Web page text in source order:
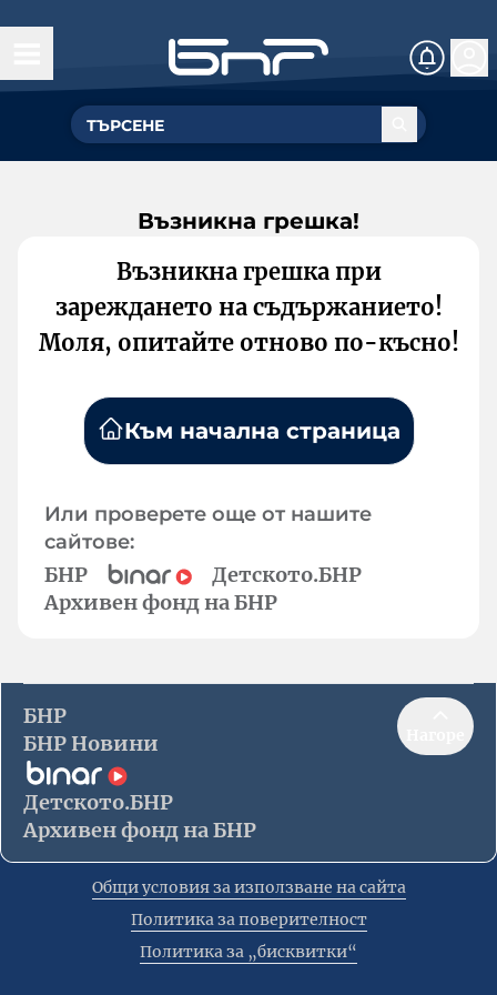
Възникна грешка!
Възникна грешка при
зареждането на съдържанието!
Моля, опитайте отново по-късно!
Към начална страница
Или проверете още от нашите
сайтове:
БНР
Детското.БНР
Архивен фонд на БНР
БНР
БНР Новини
Детското.БНР
Архивен фонд на БНР
Общи условия за използване на сайта
Политика за поверителност
Политика за „бисквитки“